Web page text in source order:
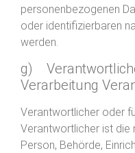
personenbezogenen
oder identifizierbaren
werden.
g)
Verarbeitung
Verantwortlicher oder
Verantwortlicher ist die
Person, Behörde,